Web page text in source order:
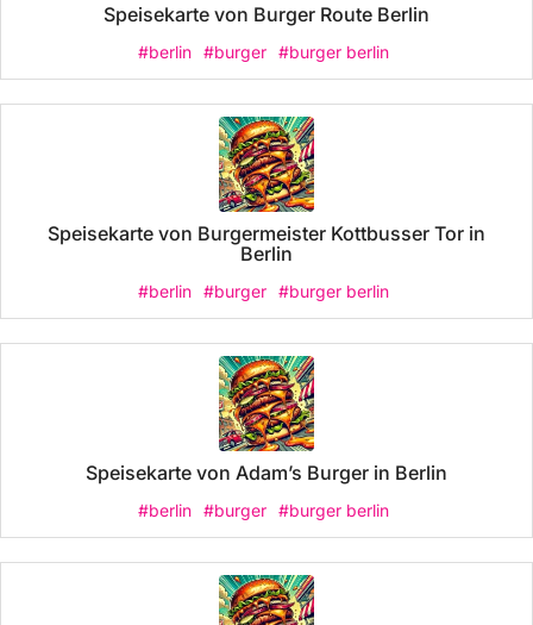
Speisekarte von Burger Route Berlin
#berlin #burger #burger berlin
Speisekarte von Burgermeister Kottbusser Tor in
Berlin
#berlin #burger #burger berlin
Speisekarte von Adam’s Burger in Berlin
#berlin #burger #burger berlin